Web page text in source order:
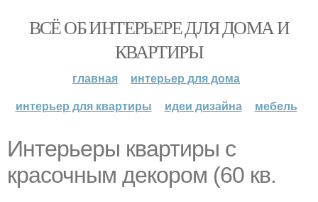
ВСЁ ОБ ИНТЕРЬЕРЕ ДЛЯ ДОМА И
КВАРТИРЫ
главная
интерьер для дома
интерьер для квартиры
идеи дизайна мебель
Интерьеры квартиры с
красочным декором (60 кв.